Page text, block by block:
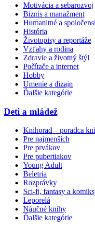
Motivácia a sebarozvoj
Biznis a manažment
Humanitné a
História
Životopisy a reportáže
Vzťahy a rodina
Zdravie a životný štýl
Počítače a internet
Hobby
Umenie a dizajn
Ďalšie kategórie
Deti a mládež
Knihorad – poradca
Pre najmenších
Pre prvákov
Pre pubertiakov
Young Adult
Beletria
Rozprávky
Sci-fi, fantasy a
Leporelá
Náučné knihy
Ďalšie kategórie